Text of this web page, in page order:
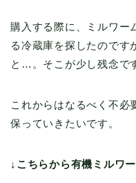
購入する際に、ミルワー
る冷蔵庫を探したのです
と…。そこが少し残念で
これからはなるべく不必
保っていきたいです。
↓こちらから有機ミルワ